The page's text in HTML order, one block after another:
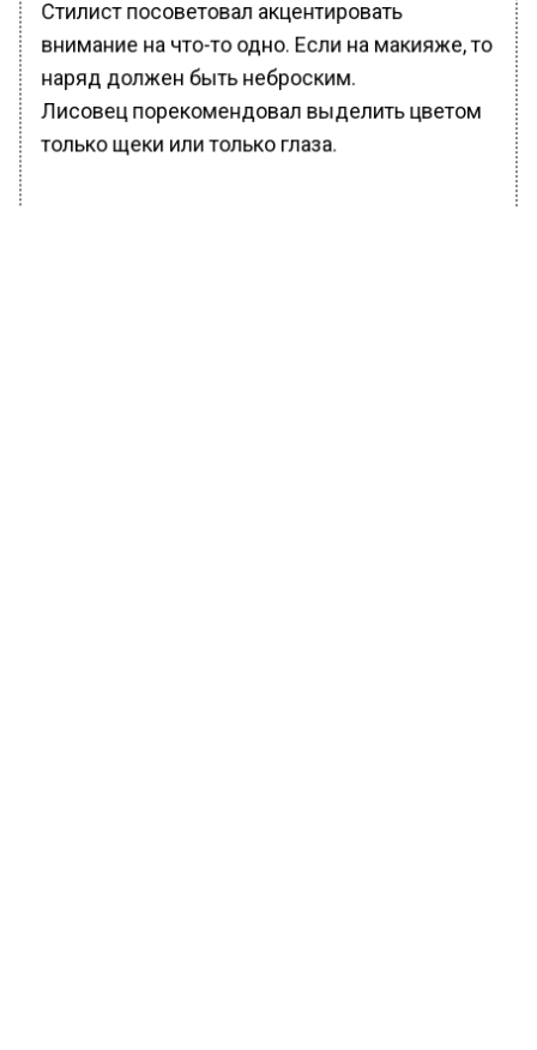
Стилист посоветовал акцентировать
внимание на что-то одно. Если на макияже, то
наряд должен быть неброским.
Лисовец порекомендовал выделить цветом
только щеки или только глаза.